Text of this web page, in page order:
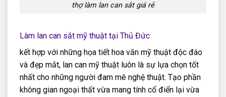
thợ làm lan can sắt giá rẻ
Làm lan can sắt mỹ thuật tại Thủ Đức
kết hợp với những họa tiết hoa văn mỹ thuật độc đáo
và đẹp mắt, lan can mỹ thuật luôn là sự lựa chọn tốt
nhất cho những người đam mê nghệ thuật. Tạo phần
không gian ngoại thất vừa mang tính cổ điển lại vừa